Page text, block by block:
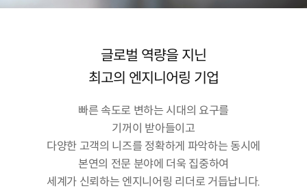
글로벌 역량을 지닌
최고의 엔지니어링 기업
빠른 속도로 변하는 시대의 요구를
기꺼이 받아들이고
다양한 고객의 니즈를 정확하게 파악하는 동시에
본연의 전문 분야에 더욱 집중하여
세계가 신뢰하는 엔지니어링 리더로 거듭납니다.